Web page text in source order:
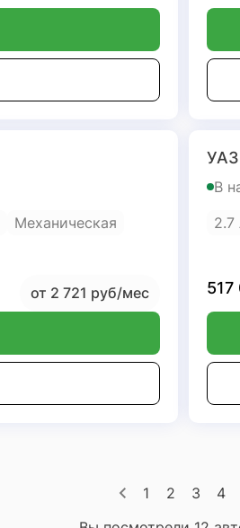
Механическая
от 2 721 руб/мес
УАЗ
В
2.7
517
1 2 3
4